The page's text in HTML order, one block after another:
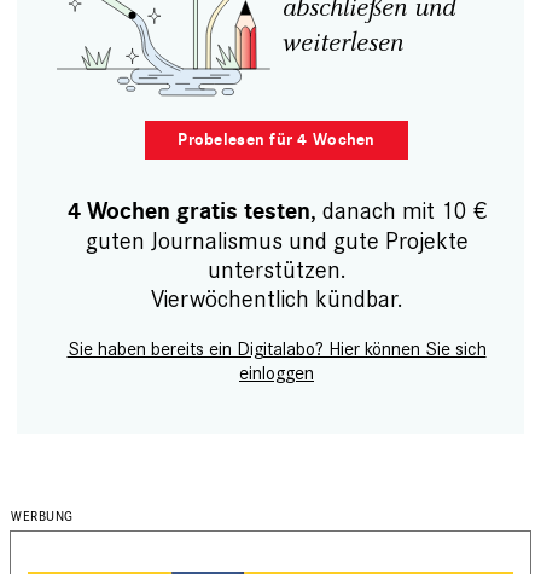
abschließen und
weiterlesen
Probelesen für 4 Wochen
4 Wochen gratis testen, danach mit 10 €
guten Journalismus und gute Projekte
unterstützen.
Vierwöchentlich kündbar.
Sie haben bereits ein Digitalabo? Hier können Sie sich
einloggen